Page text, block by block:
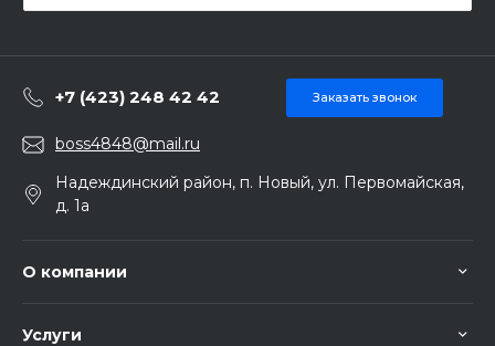
+7 (423) 248 42 42 Заказать звонок
boss4848@mail.ru
Надеждинский район, п. Новый, ул. Первомайская,
д. 1а
О компании
Услуги